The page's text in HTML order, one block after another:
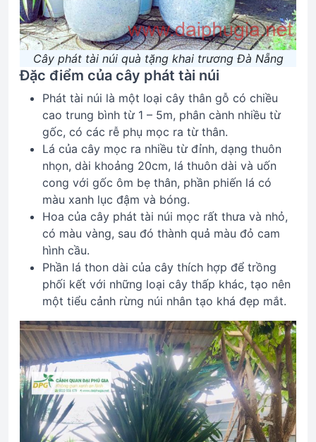
Cây phát tài núi quà tặng khai trương Đà Nẵng
Đặc điểm của cây phát tài núi
Phát tài núi là một loại cây thân gỗ có chiều
cao trung bình từ 1 – 5m, phân cành nhiều từ
gốc, có các rễ phụ mọc ra từ thân.
Lá của cây mọc ra nhiều từ đỉnh, dạng thuôn
nhọn, dài khoảng 20cm, lá thuôn dài và uốn
cong với gốc ôm bẹ thân, phần phiến lá có
màu xanh lục đậm và bóng.
Hoa của cây phát tài núi mọc rất thưa và nhỏ,
có màu vàng, sau đó thành quả màu đỏ cam
hình cầu.
Phần lá thon dài của cây thích hợp để trồng
phối kết với những loại cây thấp khác, tạo nên
một tiểu cảnh rừng núi nhân tạo khá đẹp mắt.